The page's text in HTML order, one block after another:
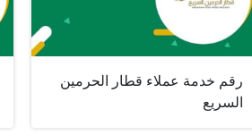
رقم خدمة عملاء قطار الحرمين
السريع